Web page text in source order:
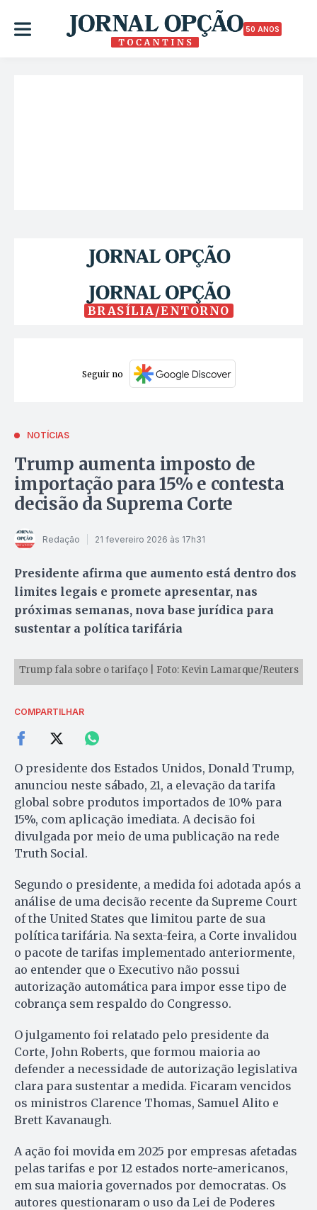
50 ANOS
BRASÍLIA/ENTORNO
Seguir no
NOTÍCIAS
Trump aumenta imposto de
importação para 15% e contesta
decisão da Suprema Corte
Redação 21 fevereiro 2026 às 17h31
Presidente afirma que aumento está dentro dos
limites legais e promete apresentar, nas
próximas semanas, nova base jurídica para
sustentar a política tarifária
Trump fala sobre o tarifaço | Foto: Kevin Lamarque/Reuters
COMPARTILHAR
O presidente dos Estados Unidos, Donald Trump,
anunciou neste sábado, 21, a elevação da tarifa
global sobre produtos importados de 10% para
15%, com aplicação imediata. A decisão foi
divulgada por meio de uma publicação na rede
Truth Social.
Segundo o presidente, a medida foi adotada após a
análise de uma decisão recente da Supreme Court
of the United States que limitou parte de sua
política tarifária. Na sexta-feira, a Corte invalidou
o pacote de tarifas implementado anteriormente,
ao entender que o Executivo não possui
autorização automática para impor esse tipo de
cobrança sem respaldo do Congresso.
O julgamento foi relatado pelo presidente da
Corte, John Roberts, que formou maioria ao
defender a necessidade de autorização legislativa
clara para sustentar a medida. Ficaram vencidos
os ministros Clarence Thomas, Samuel Alito e
Brett Kavanaugh.
A ação foi movida em 2025 por empresas afetadas
pelas tarifas e por 12 estados norte-americanos,
em sua maioria governados por democratas. Os
autores questionaram o uso da Lei de Poderes